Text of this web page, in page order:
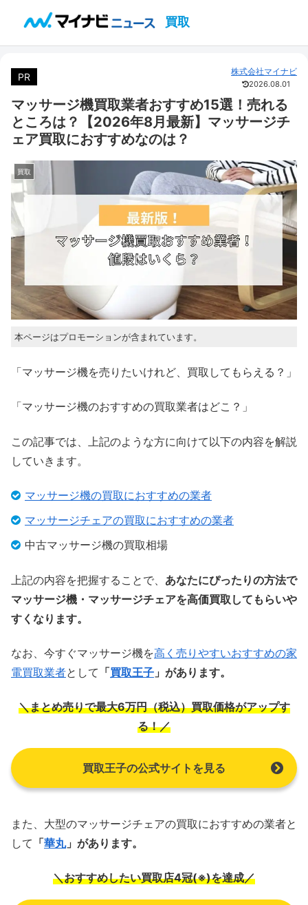
買取
PR 株式会社マイナビ
2026.08.01
マッサージ機買取業者おすすめ15選！売れる
ところは？【2026年8月最新】マッサージチ
ェア買取におすすめなのは？
買取
本ページはプロモーションが含まれています。
「マッサージ機を売りたいけれど、買取してもらえる？」
「マッサージ機のおすすめの買取業者はどこ？」
この記事では、上記のような方に向けて以下の内容を解説
していきます。
マッサージ機の買取におすすめの業者
マッサージチェアの買取におすすめの業者
中古マッサージ機の買取相場
上記の内容を把握することで、 あなたにぴったりの方法で
マッサージ機・マッサージチェアを高価買取してもらいや
すくなります。
なお、今すぐマッサージ機を高く売りやすいおすすめの家
電買取業者として 「買取王子 」があります。
＼まとめ売りで最大6万円（税込）買取価格がアップす
る！／
買取王子の公式サイトを見る
また、大型のマッサージチェアの買取におすすめの業者と
して 「華丸」があります。
＼おすすめしたい買取店4冠(※)を達成／